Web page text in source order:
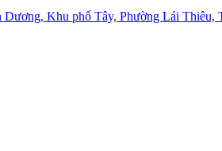
Khu phố Tây, Phường Lái Thiêu,